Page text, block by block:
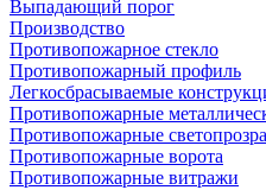
Выпадающий порог
Производство
Противопожарное стекло
Противопожарный профиль
Легкосбрасываемые
Противопожарные
Противопожарные
Противопожарные ворота
Противопожарные витражи